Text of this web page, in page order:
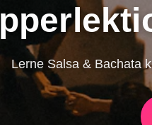
Lerne Salsa & Bachata